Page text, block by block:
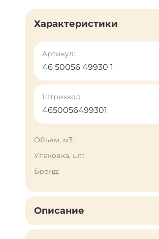
Характеристики
Артикул:
46 50056 49930 1
Штрихкод
4650056499301
Объем, м3:
Упаковка, шт:
Бренд:
Описание